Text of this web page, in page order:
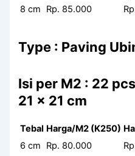
8 cm
Rp. 85.000
Type : Paving
Isi per M2 : 22
21 x 21 cm
Tebal Harga/M2 (K250)
6 cm
Rp. 80.000